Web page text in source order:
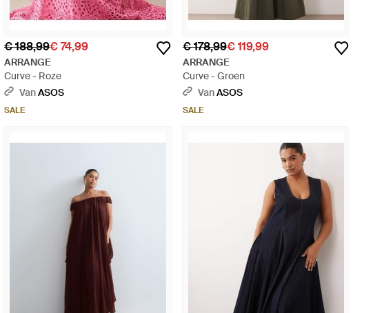
€ 188,99€ 74,99
ARRANGE
Curve - Roze
VanASOS
SALE
€ 178,99€ 119,99
ARRANGE
Curve - Groen
VanASOS
SALE